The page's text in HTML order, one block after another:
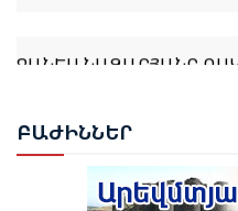
ՋԱՆԵՍ ՆԱԶԱՐՅԱՆԸ
ԹՈՒՐՔԻԱՆ ԵՐԲԵՔ ՉԻ
ԵՂԲԱՅՐՆԵՐԻՆ ԵՎ
ԲԱԺԻՆՆԵՐ